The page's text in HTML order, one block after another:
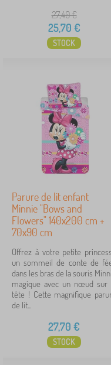
27,40€
25,70 €
STOCK
Parure de lit enfant
Minnie "Bows and
Flowers" 140x200 cm +
70x90 cm
Offrez à votre petite
un sommeil de conte de
dans les bras de la souris
magique avec un nœud sur
tête ! Cette magnifique
de lit...
27,70 €
STOCK